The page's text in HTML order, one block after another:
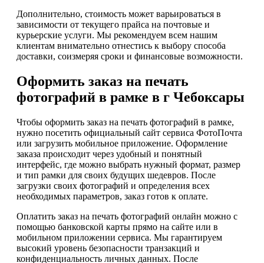
Дополнительно, стоимость может варьироваться в
зависимости от текущего прайса на почтовые и
курьерские услуги. Мы рекомендуем всем нашим
клиентам внимательно отнестись к выбору способа
доставки, соизмеряя сроки и финансовые возможности.
Оформить заказ на печать
фотографий в рамке в г Чебоксары
Чтобы оформить заказ на печать фотографий в рамке,
нужно посетить официальный сайт сервиса ФотоПочта
или загрузить мобильное приложение. Оформление
заказа происходит через удобный и понятный
интерфейс, где можно выбрать нужный формат, размер
и тип рамки для своих будущих шедевров. После
загрузки своих фотографий и определения всех
необходимых параметров, заказ готов к оплате.
Оплатить заказ на печать фотографий онлайн можно с
помощью банковской карты прямо на сайте или в
мобильном приложении сервиса. Мы гарантируем
высокий уровень безопасности транзакций и
конфиденциальность личных данных. После